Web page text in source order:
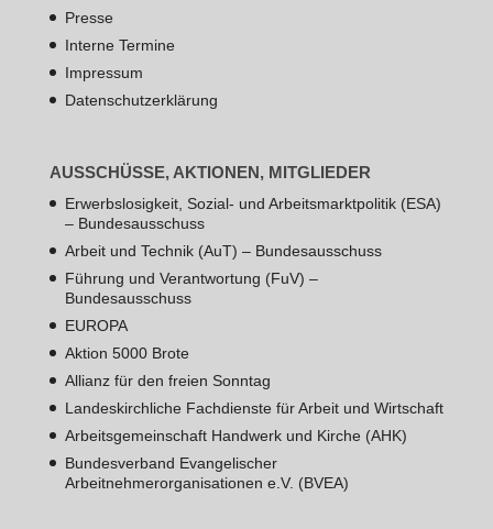
Presse
Interne Termine
Impressum
Datenschutzerklärung
AUSSCHÜSSE, AKTIONEN, MITGLIEDER
Erwerbslosigkeit, Sozial- und Arbeitsmarktpolitik (ESA)
– Bundesausschuss
Arbeit und Technik (AuT) – Bundesausschuss
Führung und Verantwortung (FuV) –
Bundesausschuss
EUROPA
Aktion 5000 Brote
Allianz für den freien Sonntag
Landeskirchliche Fachdienste für Arbeit und Wirtschaft
Arbeitsgemeinschaft Handwerk und Kirche (AHK)
Bundesverband Evangelischer
Arbeitnehmerorganisationen e.V. (BVEA)